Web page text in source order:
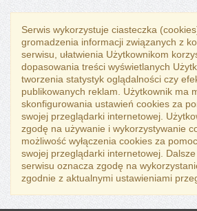
Serwis wykorzystuje ciasteczka
gromadzenia informacji związanych z
serwisu, ułatwienia Użytkownikom
dopasowania treści wyświetlanych
tworzenia statystyk oglądalności czy
publikowanych reklam. Użytkownik ma
skonfigurowania ustawień cookies za
swojej przeglądarki internetowej.
zgodę na używanie i wykorzystywanie
możliwość wyłączenia cookies za
swojej przeglądarki internetowej.
serwisu oznacza zgodę na
zgodnie z aktualnymi ustawieniami